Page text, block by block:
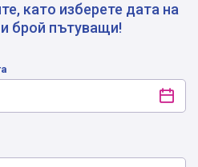
като изберете дата на
брой пътуващи!